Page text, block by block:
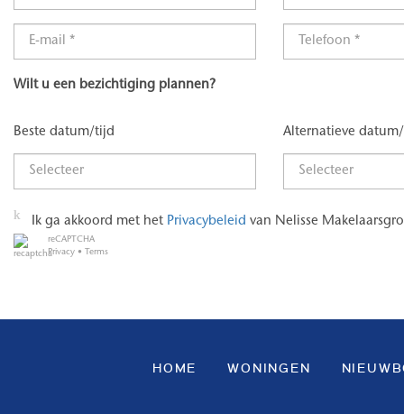
Wilt u een bezichtiging plannen?
Beste datum/tijd Alternatieve
Ik ga akkoord met het Privacybeleid van Nelisse
reCAPTCHA
Privacy • Terms
HOME WONINGEN